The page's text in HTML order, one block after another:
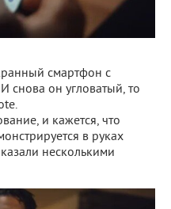
смартфон с
снова он угловатый, то
и кажется, что
в руках
несколькими